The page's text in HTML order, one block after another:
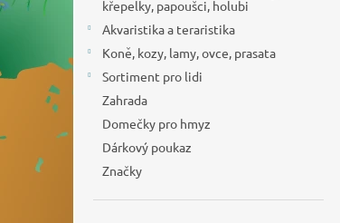
křepelky, papoušci, holubi
Akvaristika a teraristika
Koně, kozy, lamy, ovce, prasata
Sortiment pro lidi
Zahrada
Domečky pro hmyz
Dárkový poukaz
Značky